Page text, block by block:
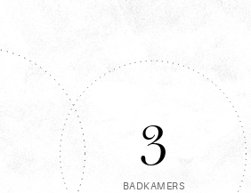
3
BADKAMERS